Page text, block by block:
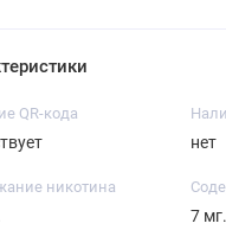
QR-кода
нет
никотина
7 мг.